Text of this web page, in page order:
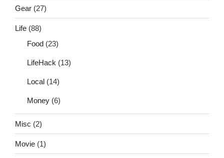
Gear (27)
Life (88)
Food (23)
LifeHack (13)
Local (14)
Money (6)
Misc (2)
Movie (1)